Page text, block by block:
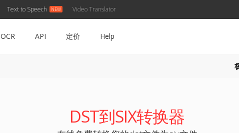
Text to Speech Video Translator
OCR API 定价 Help
DST到SIX转换器